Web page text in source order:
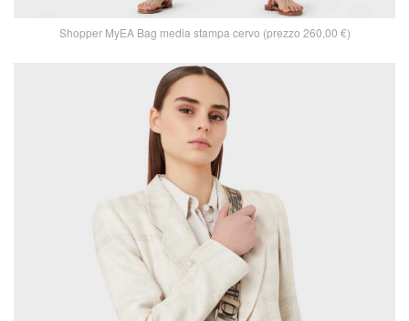
Shopper MyEA Bag media stampa cervo (prezzo 260,00 €)